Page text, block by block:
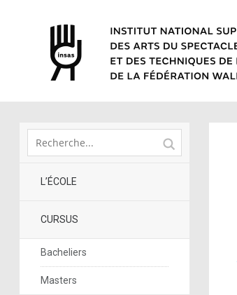
L’ÉCOLE
CURSUS
Bacheliers
Masters